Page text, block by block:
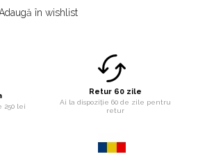
în wishlist
250 lei
Retur 60 zile
Ai la dispoziție 60 de zile pentru
retur